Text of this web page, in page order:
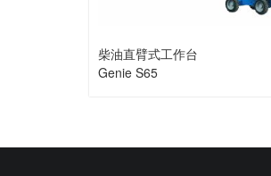
柴油直臂式工作台
Genie S65